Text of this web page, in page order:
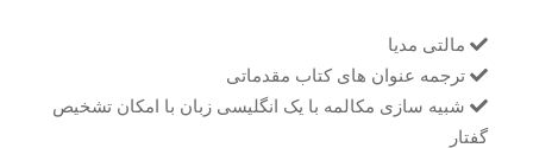
مالتی مدیا
ترجمه عنوان های کتاب مقدماتی
شبیه سازی مکالمه با یک انگلیسی زبان با امکان تشخیص
گفتار